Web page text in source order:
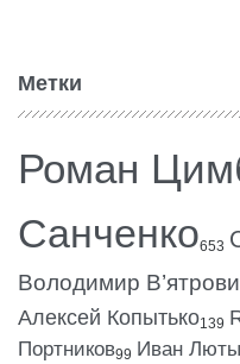
Метки
Роман
Санченко653
Володимир
Алексей Копытько139
Портников99 Иван